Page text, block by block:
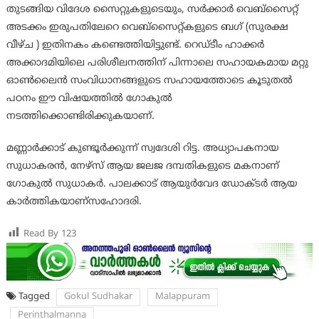
തുടങ്ങിയ വിദേശ സൈറ്റുകളുടെയും, സര്‍ക്കാര്‍ വെബ്‌സൈറ്റ്
അടക്കം ഇരുപതിലേറെ വെബ്‌സൈറ്റ്കളുടെ ബഗ് (സുരക്ഷ
വീഴ്ച ) ഇതിനകം കണ്ടെത്തിയിട്ടുണ്ട്. റെഡ്ടീം ഹാക്കര്‍
അക്കാദമിയിലെ പരിശീലനത്തിന് പിന്നാലെ സഹായകമായ മറ്റു
ഓണ്‍ലൈന്‍ സംവിധാനങ്ങളുടെ സഹായത്തോടെ കൂടുതല്‍
പഠനം ഈ വിഷയത്തില്‍ ഗോകുല്‍
നടത്തിക്കൊണ്ടിരിക്കുകയാണ്.
മണ്ണാര്‍ക്കാട് കുണ്ടൂര്‍ക്കുന്ന് സ്വദേശി റിട്ട. അധ്യാപകനായ
സുധാകരന്‍, നേഴ്‌സ് ആയ ജലജ ദമ്പതികളുടെ മകനാണ്
ഗോകുല്‍ സുധാകര്‍. പാലക്കാട് ആയുര്‍വേദ ഡോക്ടര്‍ ആയ
കാര്‍ത്തികയാണ്സഹോദരി.
Read By 123
Tagged Gokul Sudhakar
Malappuram
Perinthalmanna